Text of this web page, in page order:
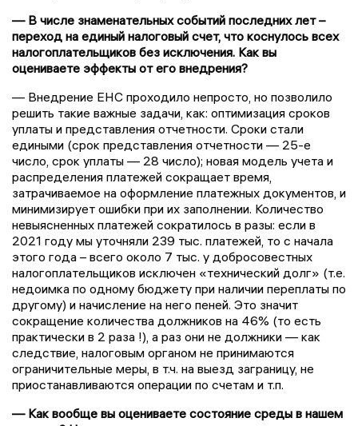
— В числе знаменательных событий последних лет –
переход на единый налоговый счет, что коснулось всех
налогоплательщиков без исключения. Как вы
оцениваете эффекты от его внедрения?
— Внедрение ЕНС проходило непросто, но позволило
решить такие важные задачи, как: оптимизация сроков
уплаты и представления отчетности. Сроки стали
едиными (срок представления отчетности — 25-е
число, срок уплаты — 28 число); новая модель учета и
распределения платежей сокращает время,
затрачиваемое на оформление платежных документов, и
минимизирует ошибки при их заполнении. Количество
невыясненных платежей сократилось в разы: если в
2021 году мы уточняли 239 тыс. платежей, то с начала
этого года – всего около 7 тыс. у добросовестных
налогоплательщиков исключен «технический долг» (т.е.
недоимка по одному бюджету при наличии переплаты по
другому) и начисление на него пеней. Это значит
сокращение количества должников на 46% (то есть
практически в 2 раза !), а раз они не должники — как
следствие, налоговым органом не принимаются
ограничительные меры, в т.ч. на выезд заграницу, не
приостанавливаются операции по счетам и т.п.
— Как вообще вы оцениваете состояние среды в нашем